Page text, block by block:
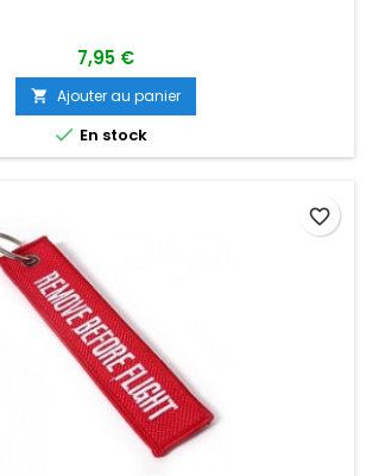
7,95 €
 Ajouter au panier
 En stock
favorite_border